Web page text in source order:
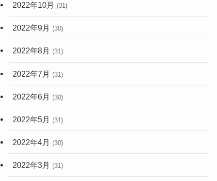
2022年10月 (31)
2022年9月 (30)
2022年8月 (31)
2022年7月 (31)
2022年6月 (30)
2022年5月 (31)
2022年4月 (30)
2022年3月 (31)